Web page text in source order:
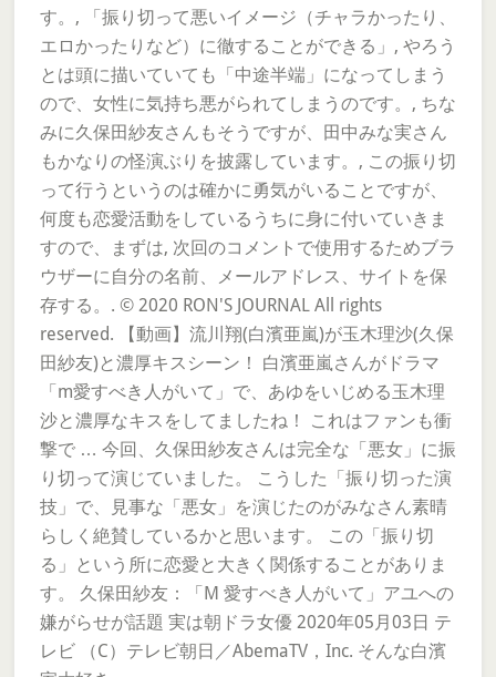
す。, 「振り切って悪いイメージ（チャラかったり、
エロかったりなど）に徹することができる」, やろう
とは頭に描いていても「中途半端」になってしまう
ので、女性に気持ち悪がられてしまうのです。, ちな
みに久保田紗友さんもそうですが、田中みな実さん
もかなりの怪演ぶりを披露しています。, この振り切
って行うというのは確かに勇気がいることですが、
何度も恋愛活動をしているうちに身に付いていきま
すので、まずは, 次回のコメントで使用するためブラ
ウザーに自分の名前、メールアドレス、サイトを保
存する。. © 2020 RON'S JOURNAL All rights
reserved. 【動画】流川翔(白濱亜嵐)が玉木理沙(久保
田紗友)と濃厚キスシーン！ 白濱亜嵐さんがドラマ
「m愛すべき人がいて」で、あゆをいじめる玉木理
沙と濃厚なキスをしてましたね！ これはファンも衝
撃で … 今回、久保田紗友さんは完全な「悪女」に振
り切って演じていました。 こうした「振り切った演
技」で、見事な「悪女」を演じたのがみなさん素晴
らしく絶賛しているかと思います。 この「振り切
る」という所に恋愛と大きく関係することがありま
す。 久保田紗友：「M 愛すべき人がいて」アユへの
嫌がらせが話題 実は朝ドラ女優 2020年05月03日 テ
レビ （C）テレビ朝日／AbemaTV，Inc. そんな白濱